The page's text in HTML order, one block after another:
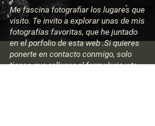
Me fascina fotografiar los lugares que
visito. Te invito a explorar unas de mis
fotografías favoritas, que he juntado
en el porfolio de esta web .Si quieres
ponerte en contacto conmigo, solo
tienes que rellenar el formulario y te